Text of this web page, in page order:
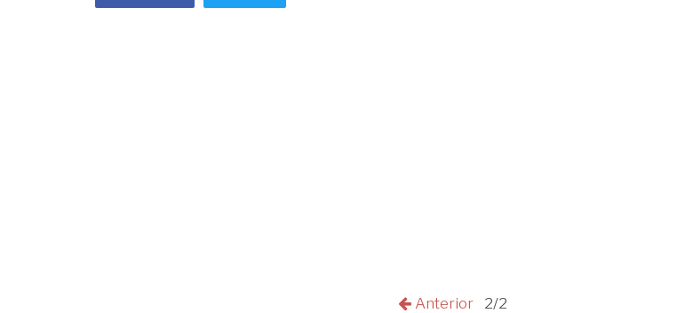
Anterior 2/2